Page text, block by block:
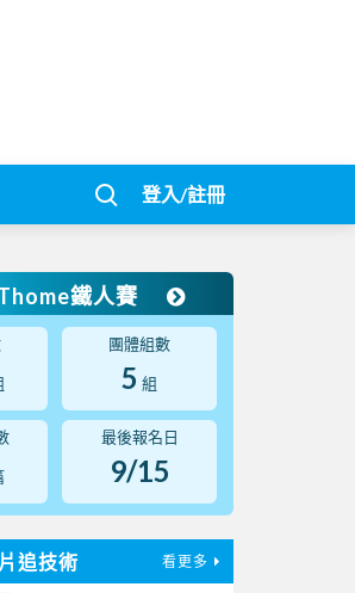
登入/註冊
鐵人賽
團體組數
5 組
最後報名日
9/15
追技術 看更多